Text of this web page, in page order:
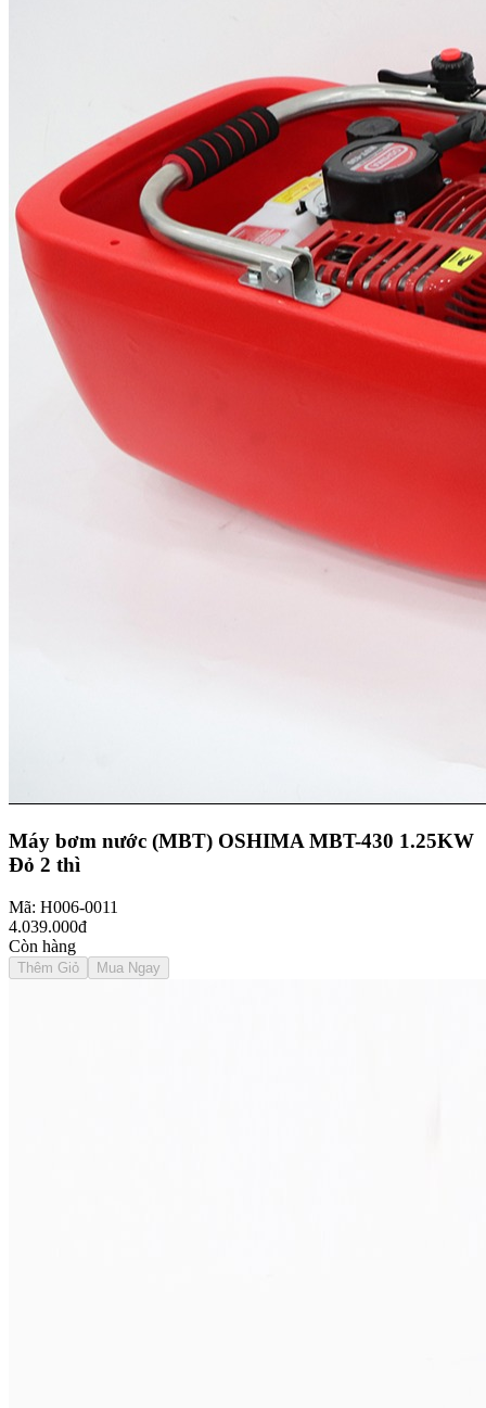
Máy bơm nước (MBT) OSHIMA MBT-430 1.25KW
Đỏ 2 thì
Mã: H006-0011
4.039.000đ
Còn hàng
Thêm Giỏ Mua Ngay